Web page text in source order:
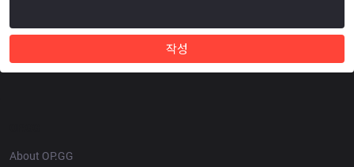
작성
About OP.GG